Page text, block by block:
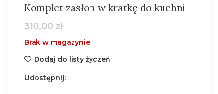
Komplet zasłon w kratkę do kuchni
310,00 zł
Brak w magazynie
Dodaj do listy życzeń
Udostępnij: